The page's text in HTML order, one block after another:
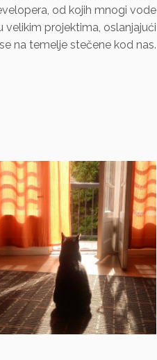
od kojih mnogi vode
projektima, oslanjajući
se na temelje stečene kod nas.